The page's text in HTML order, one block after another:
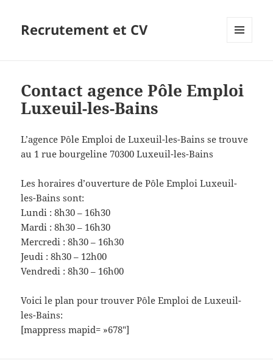
Recrutement et CV
Contact agence Pôle Emploi
Luxeuil-les-Bains
L’agence Pôle Emploi de Luxeuil-les-Bains se trouve
au 1 rue bourgeline 70300 Luxeuil-les-Bains
Les horaires d’ouverture de Pôle Emploi Luxeuil-
les-Bains sont:
Lundi : 8h30 – 16h30
Mardi : 8h30 – 16h30
Mercredi : 8h30 – 16h30
Jeudi : 8h30 – 12h00
Vendredi : 8h30 – 16h00
Voici le plan pour trouver Pôle Emploi de Luxeuil-
les-Bains:
[mappress mapid= »678″]